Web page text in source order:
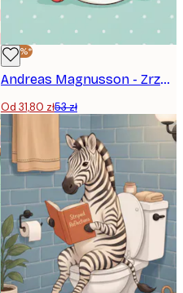
-40%*
Andreas Magnusson - Zrzędliwa rozmowa w łazience Plakat
Od 31,80 zł53 zł